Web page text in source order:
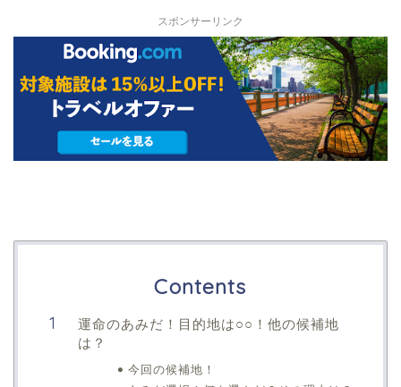
スポンサーリンク
Contents
運命のあみだ！目的地は○○！他の候補地
は？
今回の候補地！